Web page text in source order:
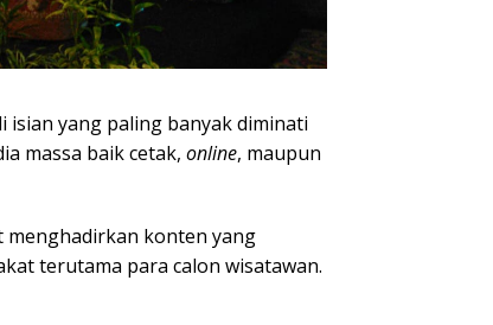
isian yang paling banyak diminati
massa baik cetak, online, maupun
menghadirkan konten yang
terutama para calon wisatawan.